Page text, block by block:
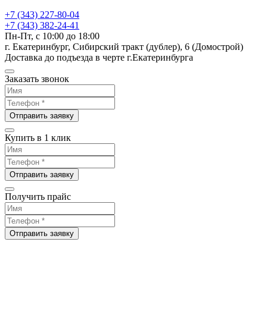
+7 (343) 227-80-04
+7 (343) 382-24-41
Пн-Пт, с 10:00 до 18:00
г. Екатеринбург, Сибирский тракт (дублер), 6 (Домострой)
Доставка до подъезда в черте г.Екатеринбурга
Заказать звонок
Отправить заявку
Купить в 1 клик
Отправить заявку
Получить прайс
Отправить заявку